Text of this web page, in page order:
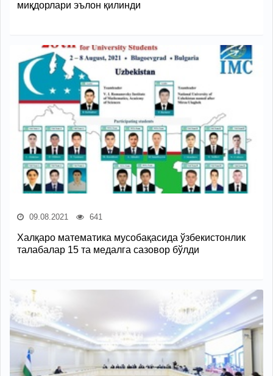
миқдорлари эълон қилинди
09.08.2021 641
Халқаро математика мусобақасида ўзбекистонлик
талабалар 15 та медалга сазовор бўлди